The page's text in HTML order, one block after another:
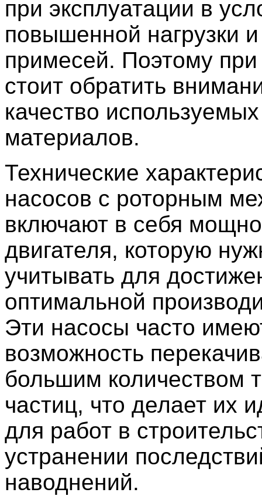
при эксплуатации в
повышенной нагрузки
примесей. Поэтому
стоит обратить
качество используемых
материалов.
Технические
насосов с роторным
включают в себя
двигателя, которую
учитывать для
оптимальной
Эти насосы часто
возможность
большим количеством
частиц, что делает их
для работ в
устранении
наводнений.